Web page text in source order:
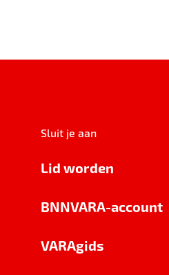
Sluit je aan
Lid worden
BNNVARA-account
VARAgids